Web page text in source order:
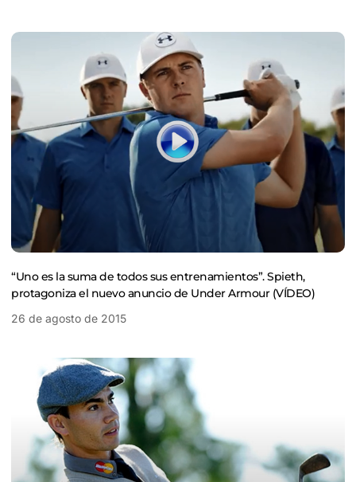
“Uno es la suma de todos sus entrenamientos”. Spieth,
protagoniza el nuevo anuncio de Under Armour (VÍDEO)
26 de agosto de 2015